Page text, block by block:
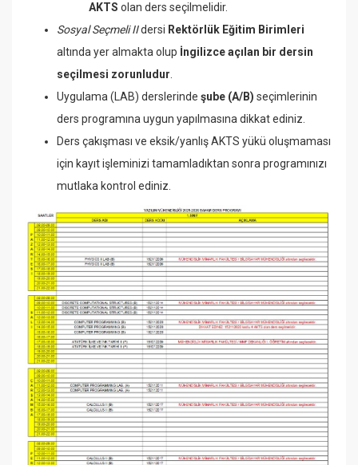
AKTS olan ders seçilmelidir.
Sosyal Seçmeli IIdersi Rektörlük Eğitim Birimleri
altında yer almakta olup İngilizce açılan bir dersin
seçilmesi zorunludur
Uygulama (LAB) derslerinde şube (A/B) seçimlerinin
ders programına uygun yapılmasına dikkat ediniz.
Ders çakışması ve eksik/yanlış AKTS yükü oluşmaması
için kayıt işleminizi tamamladıktan sonra programınızı
mutlaka kontrol ediniz.